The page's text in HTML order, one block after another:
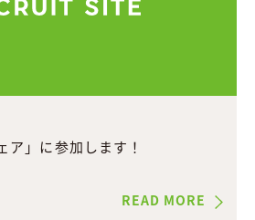
ア」に参加します！
READ MORE